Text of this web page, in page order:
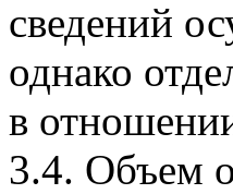
сведений
однако
в
3.4. Объем